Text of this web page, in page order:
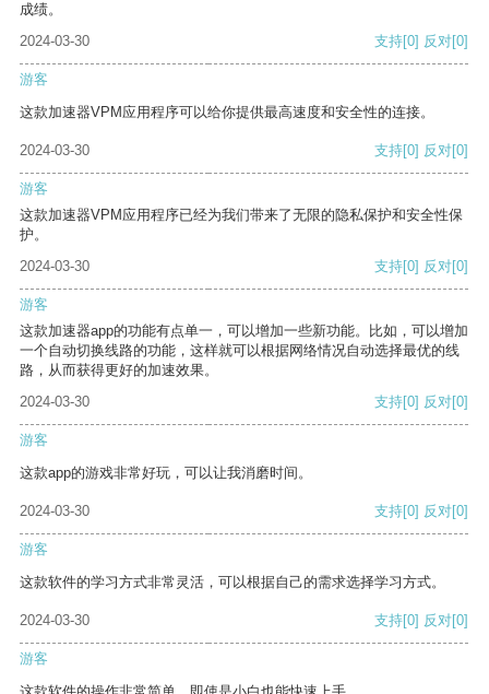
成绩。
2024-03-30
支持[0] 反对[0]
游客
这款加速器VPM应用程序可以给你提供最高速度和安全性的连接。
2024-03-30 支持[0] 反对[0]
游客
这款加速器VPM应用程序已经为我们带来了无限的隐私保护和安全性保
护。
2024-03-30
支持[0] 反对[0]
游客
这款加速器app的功能有点单一，可以增加一些新功能。比如，可以增加
一个自动切换线路的功能，这样就可以根据网络情况自动选择最优的线
路，从而获得更好的加速效果。
2024-03-30
支持[0] 反对[0]
游客
这款app的游戏非常好玩，可以让我消磨时间。
2024-03-30 支持[0] 反对[0]
游客
这款软件的学习方式非常灵活，可以根据自己的需求选择学习方式。
2024-03-30 支持[0] 反对[0]
游客